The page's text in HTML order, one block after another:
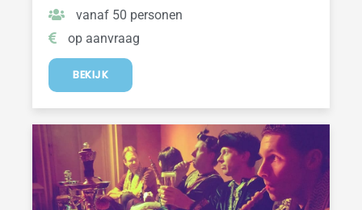
vanaf 50 personen
op aanvraag
BEKIJK